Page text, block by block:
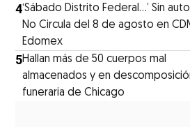
4‘Sábado Distrito Federal...’ Sin
No Circula del 8 de agosto en
Edomex
5Hallan más de 50 cuerpos mal
almacenados y en
funeraria de Chicago